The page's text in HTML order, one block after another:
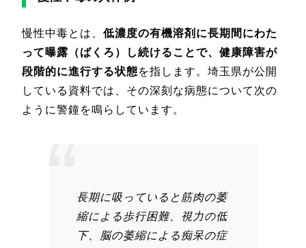
慢性中毒とは、 低濃度の有機溶剤に長期間にわた
って曝露（ばくろ）し続けることで、健康障害が
段階的に進行する状態を指します。埼玉県が公開
している資料では、その深刻な病態について次の
ように警鐘を鳴らしています。
長期に吸っていると筋肉の萎
縮による歩行困難、視力の低
下、脳の萎縮による痴呆の症